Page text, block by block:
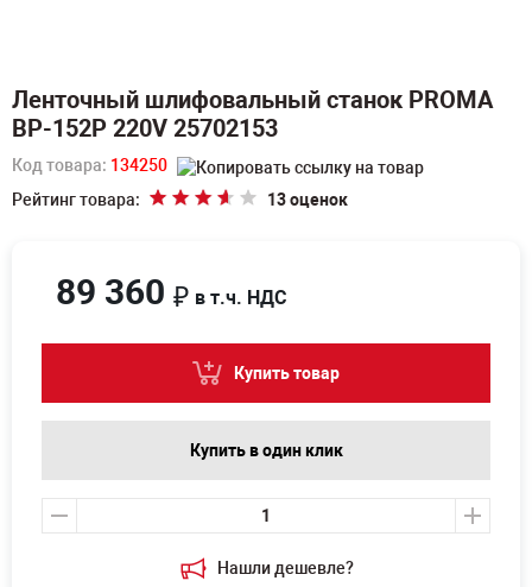
Ленточный шлифовальный станок PROMA
BP-152P 220V 25702153
Код товара: 134250
Рейтинг товара:
13 оценок
Нашли дешевле?
89 360 ₽ в т.ч. НДС
Купить товар
Купить в один клик